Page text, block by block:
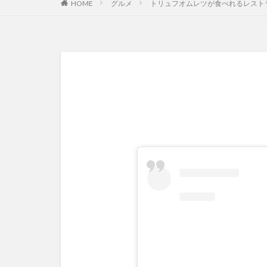
HOME グルメ トリュフオムレツが食べれるレスト